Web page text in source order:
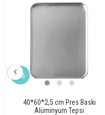
40*60*2,5 cm Pres Baskı
Alüminyum Tepsi